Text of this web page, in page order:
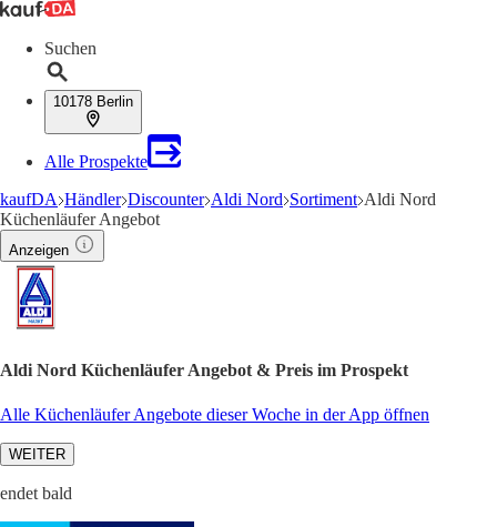
Suchen
10178 Berlin
Alle Prospekte
kaufDA Händler Discounter Aldi Nord Sortiment Aldi Nord
Küchenläufer Angebot
Anzeigen
Aldi Nord Küchenläufer Angebot & Preis im Prospekt
Alle Küchenläufer Angebote dieser Woche in der App öffnen
WEITER
endet bald